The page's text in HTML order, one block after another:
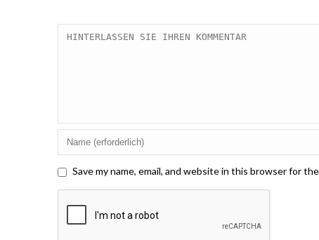
Save my name, email, and website in this browser for